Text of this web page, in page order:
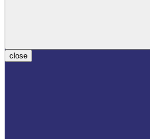
close